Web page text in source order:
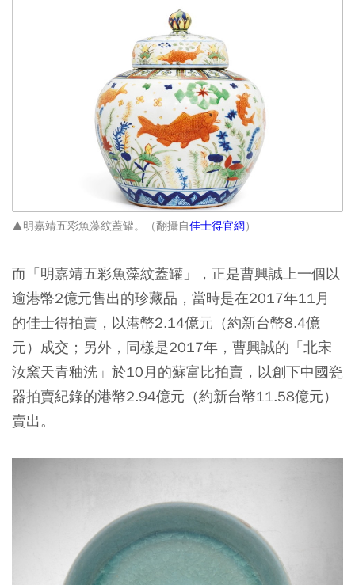
▲明嘉靖五彩魚藻紋蓋罐。（翻攝自佳士得官網）
而「明嘉靖五彩魚藻紋蓋罐」，正是曹興誠上一個以
逾港幣2億元售出的珍藏品，當時是在2017年11月
的佳士得拍賣，以港幣2.14億元（約新台幣8.4億
元）成交；另外，同樣是2017年，曹興誠的「北宋
汝窯天青釉洗」於10月的蘇富比拍賣，以創下中國瓷
器拍賣紀錄的港幣2.94億元（約新台幣11.58億元）
賣出。